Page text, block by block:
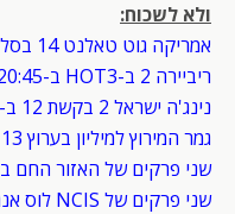
ולא לשכוח:
אמריקה גוט טאלנט 14 בסלקום tv
ריביירה 2 ב-HOT3 ב-20:45
נינג'ה ישראל 2 בקשת 12 ב-21:15
גמר המירוץ למיליון בערוץ 13 ב-21:15
שני פרקים של האזור החם
שני פרקים של NCIS לוס אנג'לס 5 ב-yes Action ב-22:00